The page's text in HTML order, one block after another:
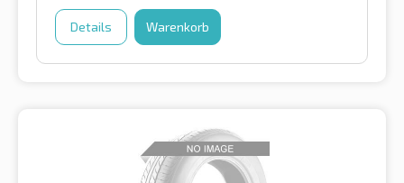
Details Warenkorb